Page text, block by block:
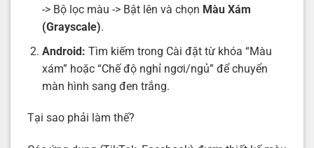
-> Bộ lọc màu -> Bật lên và chọn Màu Xám
(Grayscale).
Android: Tìm kiếm trong Cài đặt từ khóa “Màu
xám” hoặc “Chế độ nghỉ ngơi/ngủ” để chuyển
màn hình sang đen trắng.
Tại sao phải làm thế?